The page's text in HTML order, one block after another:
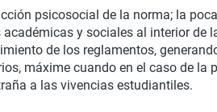
psicosocial de la norma; la
y sociales al interior de
de los reglamentos,
máxime cuando en el caso de la
a las vivencias estudiantiles.